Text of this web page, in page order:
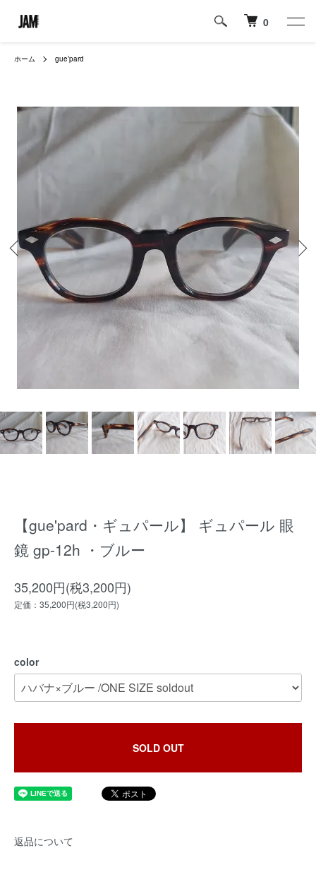
0
ホーム gue’pard
【gue'pard・ギュパール】 ギュパール 眼
鏡 gp-12h ・ブルー
35,200円(税3,200円)
定価：35,200円(税3,200円)
color
SOLD OUT
返品について